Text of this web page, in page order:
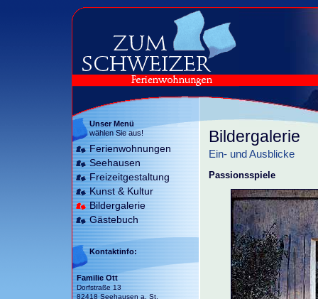
Unser Menü
wählen Sie aus!
Ferienwohnungen
Seehausen
Freizeitgestaltung
Kunst & Kultur
Bildergalerie
Gästebuch
Kontaktinfo:
Familie Ott
Dorfstraße 13
82418 Seehausen a. St.
Bildergalerie
Ein- und Ausblicke
Passionsspiele